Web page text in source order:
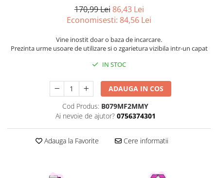
Scule electrice si unelte
Silicon, spume si solutii tehnice
Textile si covoare
Utilaje si materiale de constructii
Laptop, Tablete & Telefoane
Accesorii tablete
Laptopuri si Accesorii
Telefoane Mobile & accesorii
Electrocasnice & Climatizare
rufe si uscatoare
170,99 Lei 86,43 Lei
Economisesti: 84,56 Lei
Vine inostit doar o baza de incarcare.
Prezinta urme usoare de utilizare si o zgarietura vizibila intr-un capat
IN STOC
ADAUGA IN COS
Cod Produs: B079MF2MMY
Ai nevoie de ajutor? 0756374301
Adauga la Favorite Cere informatii